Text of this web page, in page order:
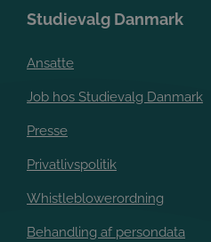
Studievalg Danmark
Ansatte
Job hos Studievalg Danmark
Presse
Privatlivspolitik
Whistleblowerordning
Behandling af persondata